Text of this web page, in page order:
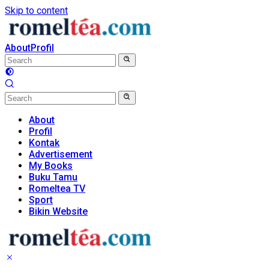
Skip to content
AboutProfil
About
Profil
Kontak
Advertisement
My Books
Buku Tamu
Romeltea TV
Sport
Bikin Website